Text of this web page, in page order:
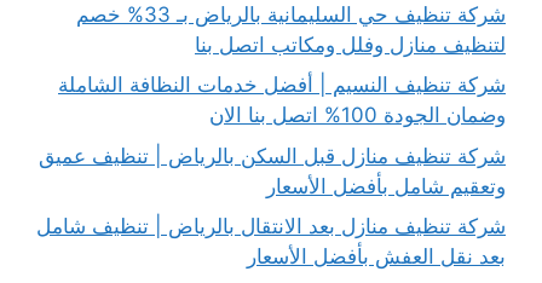
شركة تنظيف حي السليمانية بالرياض بـ 33% خصم
لتنظيف منازل وفلل ومكاتب اتصل بنا
شركة تنظيف النسيم | أفضل خدمات النظافة الشاملة
وضمان الجودة 100% اتصل بنا الان
شركة تنظيف منازل قبل السكن بالرياض | تنظيف عميق
وتعقيم شامل بأفضل الأسعار
شركة تنظيف منازل بعد الانتقال بالرياض | تنظيف شامل
بعد نقل العفش بأفضل الأسعار